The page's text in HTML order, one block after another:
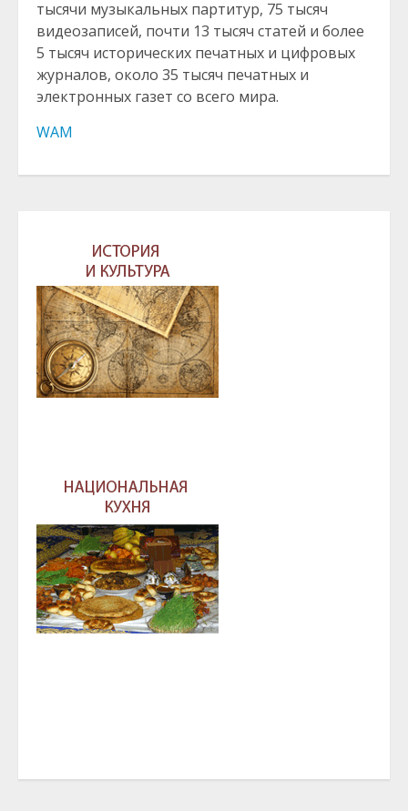
тысячи музыкальных партитур, 75 тысяч
видеозаписей, почти 13 тысяч статей и более
5 тысяч исторических печатных и цифровых
журналов, около 35 тысяч печатных и
электронных газет со всего мира.
WAM